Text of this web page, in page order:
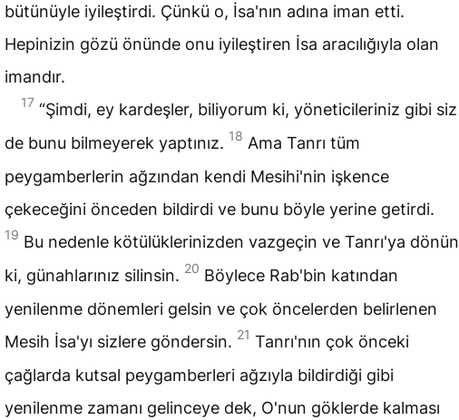
bütünüyle iyileştirdi. Çünkü o, İsa'nın adına iman etti.
Hepinizin gözü önünde onu iyileştiren İsa aracılığıyla olan
imandır.
17 “Şimdi, ey kardeşler, biliyorum ki, yöneticileriniz gibi siz
de bunu bilmeyerek yaptınız. 18 Ama Tanrı tüm
peygamberlerin ağzından kendi Mesihi'nin işkence
çekeceğini önceden bildirdi ve bunu böyle yerine getirdi.
19 Bu nedenle kötülüklerinizden vazgeçin ve Tanrı'ya dönün
ki, günahlarınız silinsin. 20 Böylece Rab'bin katından
yenilenme dönemleri gelsin ve çok öncelerden belirlenen
Mesih İsa'yı sizlere göndersin. 21 Tanrı'nın çok önceki
çağlarda kutsal peygamberleri ağzıyla bildirdiği gibi
yenilenme zamanı gelinceye dek, O'nun göklerde kalması